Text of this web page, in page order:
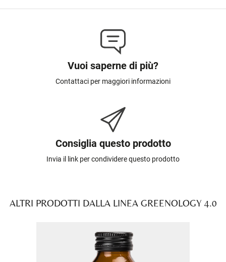
Vuoi saperne di più?
Contattaci per maggiori informazioni
Consiglia questo prodotto
Invia il link per condividere questo prodotto
ALTRI PRODOTTI DALLA LINEA GREENOLOGY 4.0